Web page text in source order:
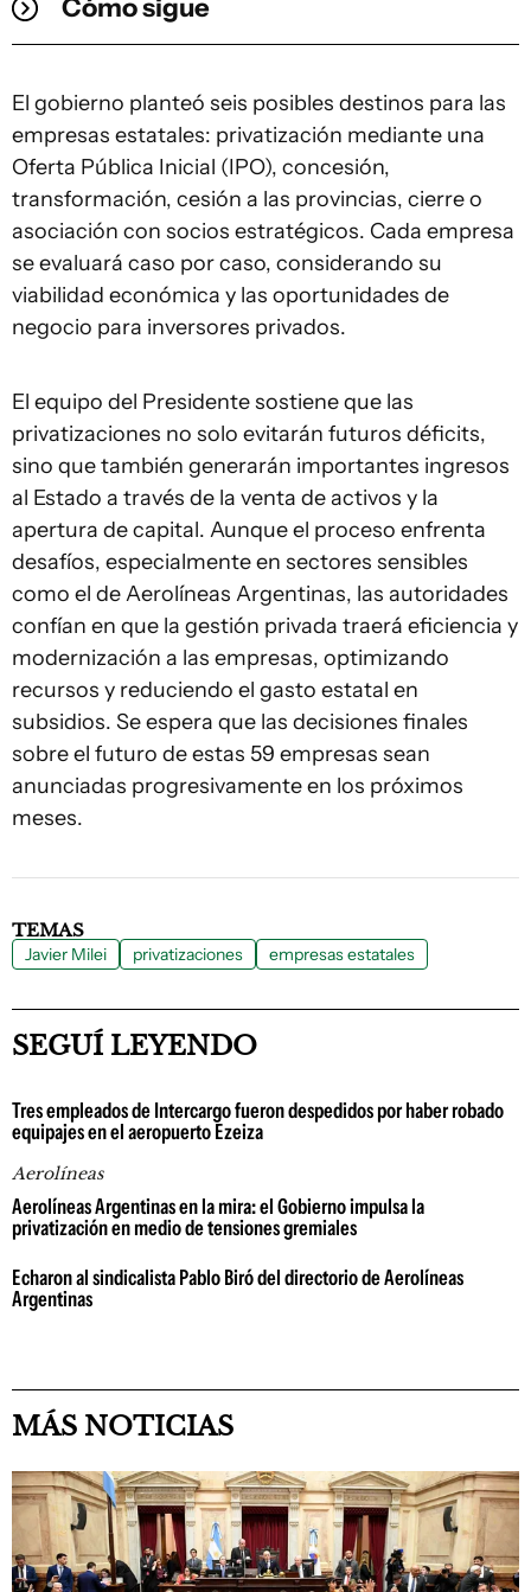
Cómo sigue
El gobierno planteó seis posibles destinos para las
empresas estatales: privatización mediante una
Oferta Pública Inicial (IPO), concesión,
transformación, cesión a las provincias, cierre o
asociación con socios estratégicos. Cada empresa
se evaluará caso por caso, considerando su
viabilidad económica y las oportunidades de
negocio para inversores privados.
El equipo del Presidente sostiene que las
privatizaciones no solo evitarán futuros déficits,
sino que también generarán importantes ingresos
al Estado a través de la venta de activos y la
apertura de capital. Aunque el proceso enfrenta
desafíos, especialmente en sectores sensibles
como el de Aerolíneas Argentinas, las autoridades
confían en que la gestión privada traerá eficiencia y
modernización a las empresas, optimizando
recursos y reduciendo el gasto estatal en
subsidios. Se espera que las decisiones finales
sobre el futuro de estas 59 empresas sean
anunciadas progresivamente en los próximos
meses.
TEMAS
Javier Milei privatizaciones empresas estatales
SEGUÍ LEYENDO
Tres empleados de Intercargo fueron despedidos por haber robado
equipajes en el aeropuerto Ezeiza
Aerolíneas
Aerolíneas Argentinas en la mira: el Gobierno impulsa la
privatización en medio de tensiones gremiales
Echaron al sindicalista Pablo Biró del directorio de Aerolíneas
Argentinas
MÁS NOTICIAS